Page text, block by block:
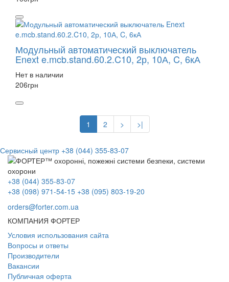
Модульный автоматический выключатель
Enext e.mcb.stand.60.2.C10, 2р, 10А, C, 6кА
Нет в наличии
206грн
1 2 > >|
Сервисный центр +38 (044) 355-83-07
+38 (044) 355-83-07
+38 (098) 971-54-15 +38 (095) 803-19-20
orders@forter.com.ua
КОМПАНИЯ ФОРТЕР
Условия использования сайта
Вопросы и ответы
Производители
Вакансии
Публичная оферта